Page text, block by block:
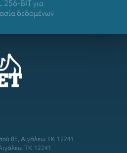
256-BIT για
δεδομένων
85, Αιγάλεω ΤΚ 12241
ΤΚ 12241